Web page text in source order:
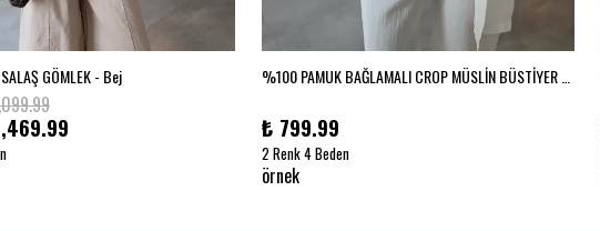
GÖMLEK - Bej
₺ 799.99
2 Renk 4 Beden
örnek